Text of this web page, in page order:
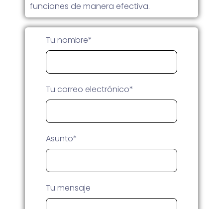
funciones de manera efectiva.
Tu nombre*
Tu correo electrónico*
Asunto*
Tu mensaje